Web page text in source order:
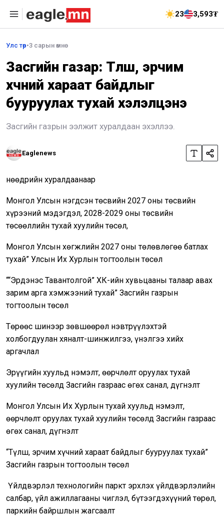
23 3,593₮
Улс төр•3 сарын өмнө
Засгийн газар: Түлш, эрчим
хүчний хараат байдлыг
бууруулах тухай хэлэлцэнэ
Засгийн газрын ээлжит хуралдаан эхэллээ.
Eaglenews
Өнөөдрийн хуралдаанаар
Монгол Улсын нэгдсэн төсвийн 2027 оны төсвийн
хүрээний мэдэгдэл, 2028-2029 оны төсвийн
төсөөллийн тухай хуулийн төсөл,
Монгол Улсын хөгжлийн 2027 оны төлөвлөгөө батлах
тухай” Улсын Их Хурлын тогтоолын төсөл
““Эрдэнэс Тавантолгой” ХК-ийн хувьцааны талаар авах
зарим арга хэмжээний тухай” Засгийн газрын
тогтоолын төсөл
Төрөөс шинээр зөвшөөрөл нэвтрүүлэхтэй
холбогдуулан хяналт-шинжилгээ, үнэлгээ хийх
аргачлал
Эрүүгийн хуульд нэмэлт, өөрчлөлт оруулах тухай
хуулийн төсөлд Засгийн газраас өгөх санал, дүгнэлт
Монгол Улсын Их Хурлын тухай хуульд нэмэлт,
өөрчлөлт оруулах тухай хуулийн төсөлд Засгийн газраас
өгөх санал, дүгнэлт
“Түлш, эрчим хүчний хараат байдлыг бууруулах тухай”
Засгийн газрын тогтоолын төсөл
Үйлдвэрлэл технологийн паркт эрхлэх үйлдвэрлэлийн
салбар, үйл ажиллагааны чиглэл, бүтээгдэхүүний төрөл,
паркийн байршлын жагсаалт